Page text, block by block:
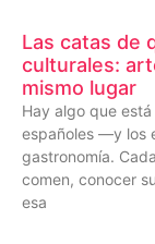
Las catas de
culturales:
mismo lugar
Hay algo que
españoles —y los
gastronomía.
comen, conocer
esa